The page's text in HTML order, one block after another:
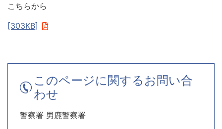
こちらから
[303KB]
このページに関するお問い合
わせ
警察署 男鹿警察署